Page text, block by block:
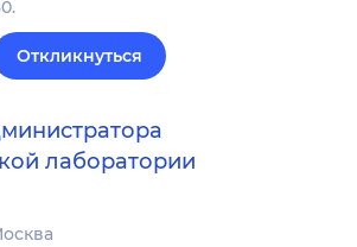
Откликнуться
лаборатории